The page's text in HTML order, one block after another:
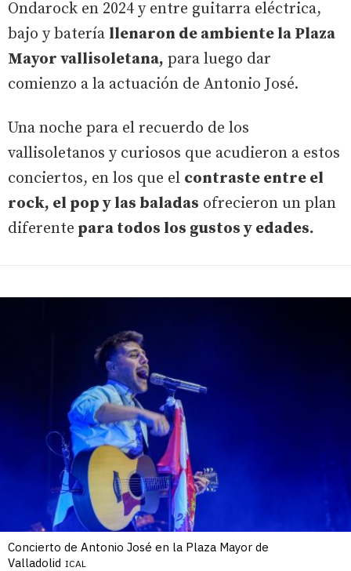
Ondarock en 2024 y entre guitarra eléctrica,
bajo y batería llenaron de ambiente la Plaza
Mayor vallisoletana, para luego dar
comienzo a la actuación de Antonio José.
Una noche para el recuerdo de los
vallisoletanos y curiosos que acudieron a estos
conciertos, en los que el contraste entre el
rock, el pop y las baladas ofrecieron un plan
diferente para todos los gustos y edades.
Concierto de Antonio José en la Plaza Mayor de
Valladolid ICAL